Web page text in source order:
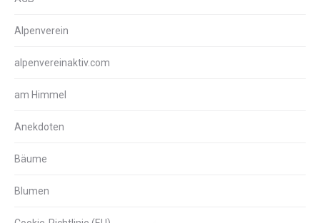
Alpenverein
alpenvereinaktiv.com
am Himmel
Anekdoten
Bäume
Blumen